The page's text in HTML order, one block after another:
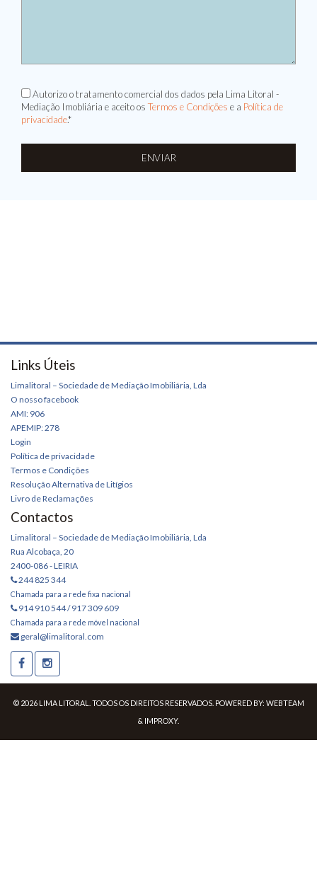
Autorizo o tratamento comercial dos dados pela Lima Litoral -
Mediação Imobliária e aceito osTermos e Condições e a Política de
privacidade.*
Links Úteis
Limalitoral – Sociedade de Mediação Imobiliária, Lda
O nosso facebook
AMI: 906
APEMIP: 278
Login
Política de privacidade
Termos e Condições
Resolução Alternativa de Litígios
Livro de Reclamações
Contactos
Limalitoral – Sociedade de Mediação Imobiliária, Lda
Rua Alcobaça, 20
2400-086 - LEIRIA
244 825 344
Chamada para a rede fixa nacional
914 910 544 / 917 309 609
Chamada para a rede móvel nacional
geral@limalitoral.com
© 2026 LIMA LITORAL. TODOS OS DIREITOS RESERVADOS. POWERED BY: WEBTEAM
& IMPROXY.